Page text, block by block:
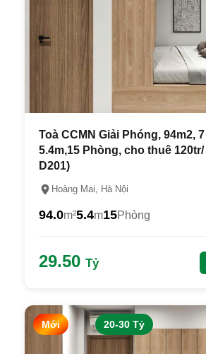
Toà CCMN Giải Phóng, 94m2,
5.4m,15 Phòng, cho thuê 120tr/
D201)
Hoàng Mai, Hà Nội
94.0m²5.4m15Phòng
29.50 Tỷ
Mới 20-30 Tỷ